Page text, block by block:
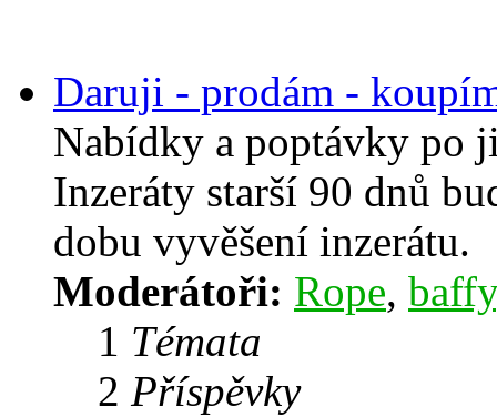
Daruji - prodám -
Nabídky a poptávky po
Inzeráty starší 90 dnů
dobu vyvěšení inzerátu.
Moderátoři: Rope, baffy
1 Témata
2 Příspěvky